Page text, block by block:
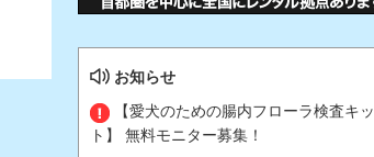
お知らせ
【愛犬のための腸内フローラ検査キッ
ト】 無料モニター募集！